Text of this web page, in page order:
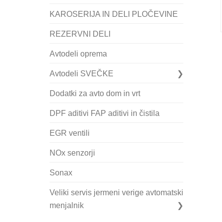
KAROSERIJA IN DELI PLOČEVINE
REZERVNI DELI
Avtodeli oprema
Avtodeli SVEČKE
Dodatki za avto dom in vrt
DPF aditivi FAP aditivi in čistila
EGR ventili
NOx senzorji
Sonax
Veliki servis jermeni verige avtomatski
menjalnik